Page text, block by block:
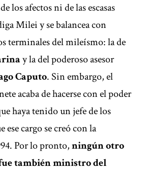
los afectos ni de las escasas
Milei y se balancea con
terminales del mileísmo: la de
y la del poderoso asesor
Caputo. Sin embargo, el
acaba de hacerse con el poder
haya tenido un jefe de los
ese cargo se creó con la
Por lo pronto,ningún otro
también ministro del